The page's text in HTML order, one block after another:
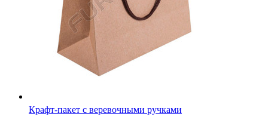
Крафт-пакет с веревочными ручками